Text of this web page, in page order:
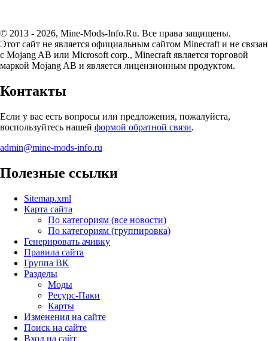
© 2013 - 2026, Mine-Mods-Info.Ru. Все права защищены.
Этот сайт не является официальным сайтом Minecraft и не связан
с Mojang AB или Microsoft corp., Minecraft является торговой
маркой Mojang AB и является лицензионным продуктом.
Контакты
Если у вас есть вопросы или предложения, пожалуйста,
воспользуйтесь нашей формой обратной связи.
admin@mine-mods-info.ru
Полезные ссылки
Sitemap.xml
Карта сайта
По категориям (все новости)
По категориям (группировка)
Генерировать ачивку
Правила сайта
Группа ВК
Разделы
Моды
Ресурс-Паки
Карты
Изменения на сайте
Поиск на сайте
Вход на сайт